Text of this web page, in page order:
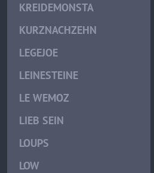
KREIDEMONSTA
KURZNACHZEHN
LEGEJOE
LEINESTEINE
LE WEMOZ
LIEB SEIN
LOUPS
LOW